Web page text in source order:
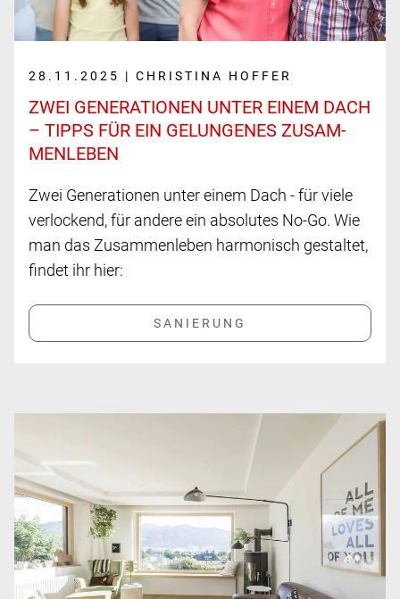
28.11.2025 | CHRISTINA HOFFER
ZWEI GENE­RA­TIONEN UNTER EINEM DACH
– TIPPS FÜR EIN GE­LUNGE­NES ZUSAM­
MEN­LEBEN
Zwei Generationen unter einem Dach - für viele
verlockend, für andere ein absolutes No-Go. Wie
man das Zusammenleben harmonisch gestaltet,
findet ihr hier: